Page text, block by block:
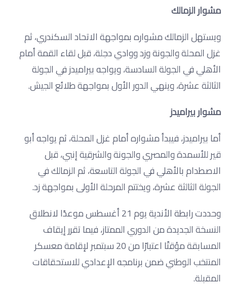
مشوار الزمالك
ويستهل الزمالك مشواره بمواجهة الاتحاد السكندري، ثم
غزل المحلة والجونة وزد ووادي دجلة، قبل لقاء القمة أمام
الأهلي في الجولة السادسة، ويواجه بيراميدز في الجولة
الثالثة عشرة، وينهي الدور الأول بمواجهة طلائع الجيش.
مشوار بيراميدز
أما بيراميدز، فيبدأ مشواره أمام غزل المحلة، ثم يواجه أبو
قير للأسمدة والمصري والجونة والشرقية إنبي، قبل
الاصطدام بالأهلي في الجولة التاسعة، ثم الزمالك في
الجولة الثالثة عشرة، ويختتم المرحلة الأولى بمواجهة زد.
وحددت رابطة الأندية يوم 21 أغسطس موعدًا لانطلاق
النسخة الجديدة من الدوري الممتاز، فيما تقرر إيقاف
المسابقة مؤقتًا اعتبارًا من 20 سبتمبر لإقامة معسكر
المنتخب الوطني ضمن برنامجه الإعدادي للاستحقاقات
المقبلة.